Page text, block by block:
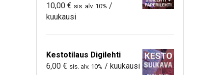
10,00 € sis. alv. 10% /
kuukausi
Kestotilaus Digilehti
6,00 € sis. alv. 10% / kuukausi